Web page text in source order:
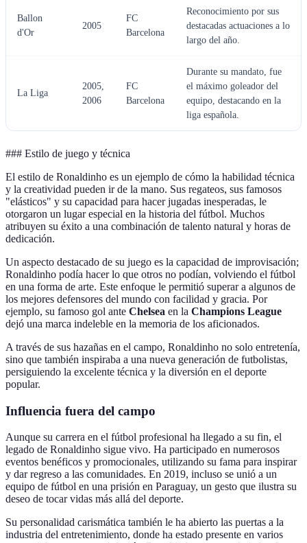
Ballon
d'Or
2005
FC
Barcelona
Reconocimiento por sus
destacadas actuaciones a lo
largo del año.
La Liga
2005,
2006
FC
Barcelona
Durante su mandato, fue
el máximo goleador del
equipo, destacando en la
liga española.
### Estilo de juego y técnica
El estilo de Ronaldinho es un ejemplo de cómo la habilidad técnica
y la creatividad pueden ir de la mano. Sus regateos, sus famosos
"elásticos" y su capacidad para hacer jugadas inesperadas, le
otorgaron un lugar especial en la historia del fútbol. Muchos
atribuyen su éxito a una combinación de talento natural y horas de
dedicación.
Un aspecto destacado de su juego es la capacidad de improvisación;
Ronaldinho podía hacer lo que otros no podían, volviendo el fútbol
en una forma de arte. Este enfoque le permitió superar a algunos de
los mejores defensores del mundo con facilidad y gracia. Por
ejemplo, su famoso gol ante Chelsea en la Champions League
dejó una marca indeleble en la memoria de los aficionados.
A través de sus hazañas en el campo, Ronaldinho no solo entretenía,
sino que también inspiraba a una nueva generación de futbolistas,
persiguiendo la excelente técnica y la diversión en el deporte
popular.
Influencia fuera del campo
Aunque su carrera en el fútbol profesional ha llegado a su fin, el
legado de Ronaldinho sigue vivo. Ha participado en numerosos
eventos benéficos y promocionales, utilizando su fama para inspirar
y dar regreso a las comunidades. En 2019, incluso se unió a un
equipo de fútbol en una prisión en Paraguay, un gesto que ilustra su
deseo de tocar vidas más allá del deporte.
Su personalidad carismática también le ha abierto las puertas a la
industria del entretenimiento, donde ha estado presente en varios